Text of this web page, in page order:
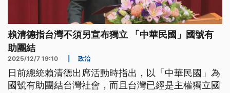
賴清德指台灣不須另宣布獨立 「中華民國」國號有
助團結
2025/12/7 19:10 政治
日前總統賴清德出席活動時指出，以「中華民國」為
國號有助團結台灣社會，而且台灣已經是主權獨立國